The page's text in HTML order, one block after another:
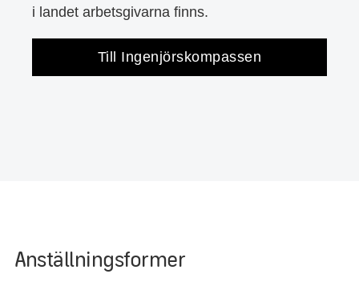
i landet arbetsgivarna finns.
Till Ingenjörskompassen
Anställningsformer